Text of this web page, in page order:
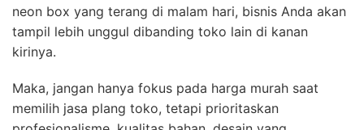
neon box yang terang di malam hari, bisnis Anda akan
tampil lebih unggul dibanding toko lain di kanan
kirinya.
Maka, jangan hanya fokus pada harga murah saat
memilih jasa plang toko, tetapi prioritaskan